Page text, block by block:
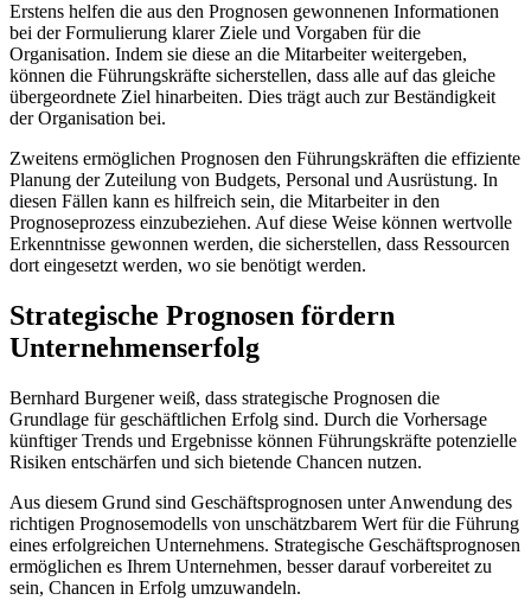
Erstens helfen die aus den Prognosen gewonnenen Informationen
bei der Formulierung klarer Ziele und Vorgaben für die
Organisation. Indem sie diese an die Mitarbeiter weitergeben,
können die Führungskräfte sicherstellen, dass alle auf das gleiche
übergeordnete Ziel hinarbeiten. Dies trägt auch zur Beständigkeit
der Organisation bei.
Zweitens ermöglichen Prognosen den Führungskräften die effiziente
Planung der Zuteilung von Budgets, Personal und Ausrüstung. In
diesen Fällen kann es hilfreich sein, die Mitarbeiter in den
Prognoseprozess einzubeziehen. Auf diese Weise können wertvolle
Erkenntnisse gewonnen werden, die sicherstellen, dass Ressourcen
dort eingesetzt werden, wo sie benötigt werden.
Strategische Prognosen fördern
Unternehmenserfolg
Bernhard Burgener weiß, dass strategische Prognosen die
Grundlage für geschäftlichen Erfolg sind. Durch die Vorhersage
künftiger Trends und Ergebnisse können Führungskräfte potenzielle
Risiken entschärfen und sich bietende Chancen nutzen.
Aus diesem Grund sind Geschäftsprognosen unter Anwendung des
richtigen Prognosemodells von unschätzbarem Wert für die Führung
eines erfolgreichen Unternehmens. Strategische Geschäftsprognosen
ermöglichen es Ihrem Unternehmen, besser darauf vorbereitet zu
sein, Chancen in Erfolg umzuwandeln.